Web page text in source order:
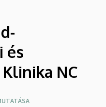
és
NC